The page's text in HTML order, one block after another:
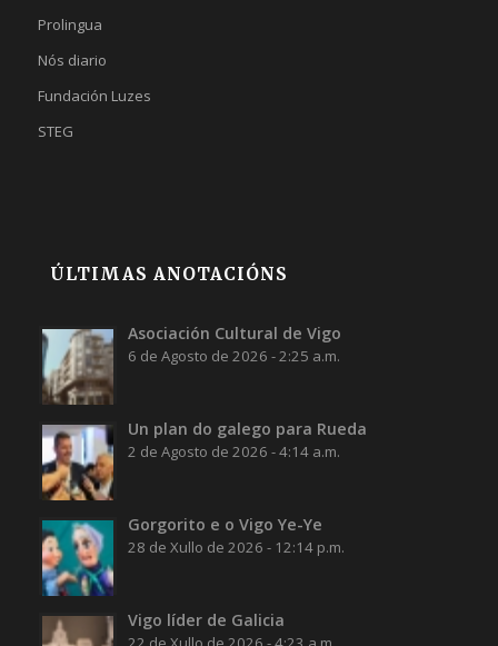
Prolingua
Nós diario
Fundación Luzes
STEG
ÚLTIMAS ANOTACIÓNS
Asociación Cultural de Vigo
6 de Agosto de 2026 - 2:25 a.m.
Un plan do galego para Rueda
2 de Agosto de 2026 - 4:14 a.m.
Gorgorito e o Vigo Ye-Ye
28 de Xullo de 2026 - 12:14 p.m.
Vigo líder de Galicia